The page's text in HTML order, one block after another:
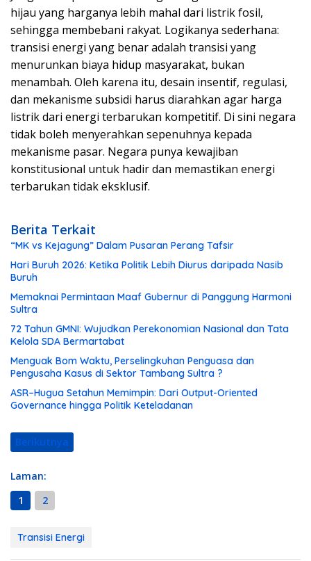
hijau yang harganya lebih mahal dari listrik fosil,
sehingga membebani rakyat. Logikanya sederhana:
transisi energi yang benar adalah transisi yang
menurunkan biaya hidup masyarakat, bukan
menambah. Oleh karena itu, desain insentif, regulasi,
dan mekanisme subsidi harus diarahkan agar harga
listrik dari energi terbarukan kompetitif. Di sini negara
tidak boleh menyerahkan sepenuhnya kepada
mekanisme pasar. Negara punya kewajiban
konstitusional untuk hadir dan memastikan energi
terbarukan tidak eksklusif.
Berita Terkait
“MK vs Kejagung” Dalam Pusaran Perang Tafsir
Hari Buruh 2026: Ketika Politik Lebih Diurus daripada Nasib
Buruh
Memaknai Permintaan Maaf Gubernur di Panggung Harmoni
Sultra
72 Tahun GMNI: Wujudkan Perekonomian Nasional dan Tata
Kelola SDA Bermartabat‎‎
‎Menguak Bom Waktu, Perselingkuhan Penguasa dan
Pengusaha Kasus di Sektor Tambang Sultra ?
ASR–Hugua Setahun Memimpin: Dari Output-Oriented
Governance hingga Politik Keteladanan
Berikutnya
Laman:
1
2
Transisi Energi